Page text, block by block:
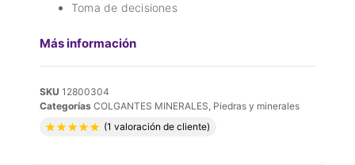
Toma de decisiones
Más información
SKU 12800304
Categorías COLGANTES MINERALES, Piedras y minerales
Valorado con5.00
(1 valoración de cliente)